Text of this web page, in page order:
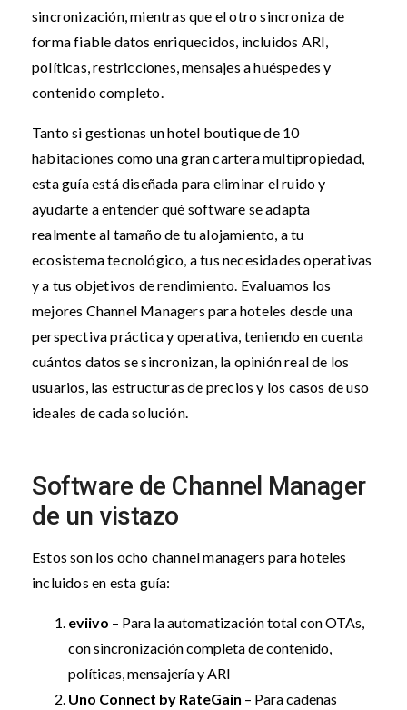
sincronización, mientras que el otro sincroniza de
forma fiable datos enriquecidos, incluidos ARI,
políticas, restricciones, mensajes a huéspedes y
contenido completo.
Tanto si gestionas un hotel boutique de 10
habitaciones como una gran cartera multipropiedad,
esta guía está diseñada para eliminar el ruido y
ayudarte a entender qué software se adapta
realmente al tamaño de tu alojamiento, a tu
ecosistema tecnológico, a tus necesidades operativas
y a tus objetivos de rendimiento. Evaluamos los
mejores Channel Managers para hoteles desde una
perspectiva práctica y operativa, teniendo en cuenta
cuántos datos se sincronizan, la opinión real de los
usuarios, las estructuras de precios y los casos de uso
ideales de cada solución.
Software de Channel Manager
de un vistazo
Estos son los ocho channel managers para hoteles
incluidos en esta guía:
eviivo – Para la automatización total con OTAs,
con sincronización completa de contenido,
políticas, mensajería y ARI
Uno Connect by RateGain – Para cadenas